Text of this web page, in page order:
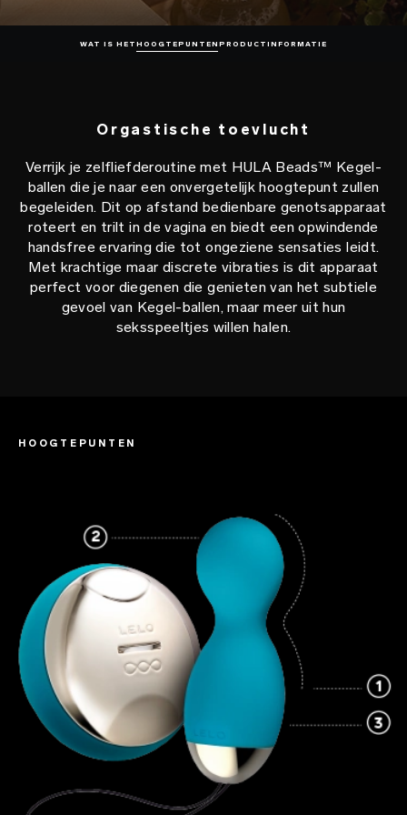
WAT IS HET HOOGTEPUNTEN PRODUCTINFORMATIE
Orgastische toevlucht
Verrijk je zelfliefderoutine met HULA Beads™ Kegel-
ballen die je naar een onvergetelijk hoogtepunt zullen
begeleiden. Dit op afstand bedienbare genotsapparaat
roteert en trilt in de vagina en biedt een opwindende
handsfree ervaring die tot ongeziene sensaties leidt.
Met krachtige maar discrete vibraties is dit apparaat
perfect voor diegenen die genieten van het subtiele
gevoel van Kegel-ballen, maar meer uit hun
seksspeeltjes willen halen.
HOOGTEPUNTEN